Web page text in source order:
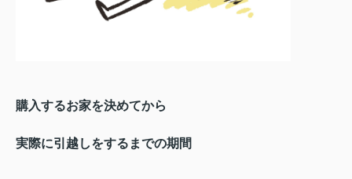
購入するお家を決めてから
実際に引越しをするまでの期間